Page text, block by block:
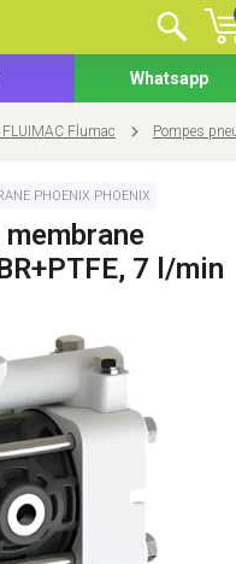
Whatsapp
Flumac Pompes
PHOENIX PHOENIX
7 l/min